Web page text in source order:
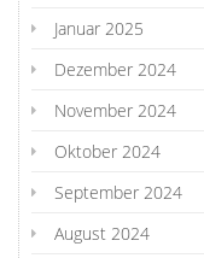
Januar 2025
Dezember 2024
November 2024
Oktober 2024
September 2024
August 2024